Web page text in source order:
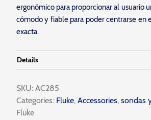
ergonómico para proporcionar al usuario
cómodo y fiable para poder centrarse en
exacta.
Details
SKU: AC285
Categories:Fluke, Accessories, sondas
Fluke